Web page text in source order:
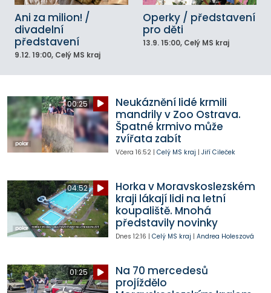
Ani za milion! /
divadelní
představení
9.12. 19:00, Celý MS kraj
Operky / představení
pro děti
13.9. 15:00, Celý MS kraj
00:25
Neukáznění lidé krmili
mandrily v Zoo Ostrava.
Špatné krmivo může
zvířata zabít
Včera 16:52| Celý MS kraj | Jiří Cileček
04:52
Horka v Moravskoslezském
kraji lákají lidi na letní
koupaliště. Mnohá
představily novinky
Dnes 12:16 | Celý MS kraj | Andrea Holeszová
01:25
Na 70 mercedesů
projíždělo